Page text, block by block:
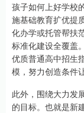
孩子如何上好学校
施基础教育扩优提
化办学或托管帮扶
标准化建设全覆盖
优质普通高中招生
模，努力创造条件
此外，围绕大力发
的目标。也就是新